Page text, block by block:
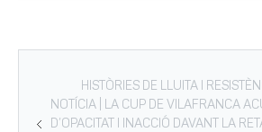
HISTÒRIES DE LLUITA I
NOTÍCIA | LA CUP DE VILAFRANCA
D’OPACITAT I INACCIÓ DAVANT LA